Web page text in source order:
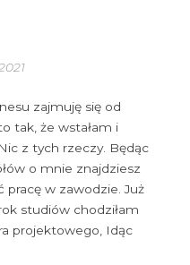
zajmuję się od
tak, że wstałam i
z tych rzeczy. Będąc
o mnie znajdziesz
pracę w zawodzie. Już
studiów chodziłam
projektowego, Idąc